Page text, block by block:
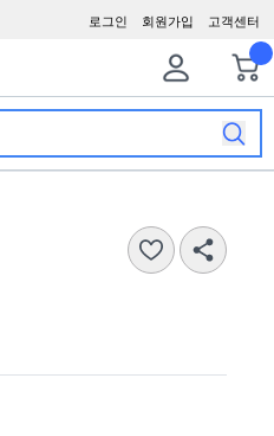
고객센터
회원가입
로그인